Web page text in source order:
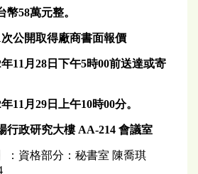
幣58萬元整。
次公開取得廠商書面報價
年11 月28日 下午5時00前送達或寄
年11月29 日 上午10時00分。
行政研究大樓 AA-214 會議室
：資格部分：秘書室 陳喬琪